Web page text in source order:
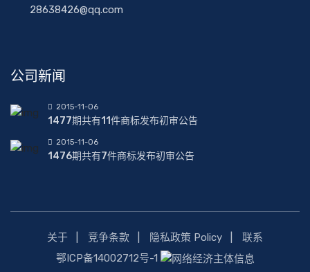
28638426@qq.com
公司新闻
2015-11-06
1477期共有11件商标发布初审公告
2015-11-06
1476期共有7件商标发布初审公告
关于 竞争条款 隐私政策 Policy
联系
鄂ICP备14002712号-1